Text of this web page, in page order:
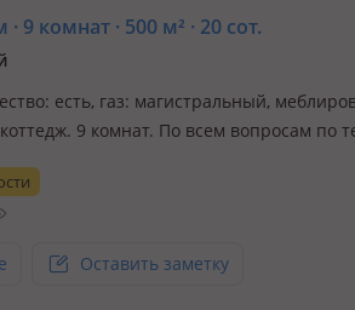
9 комнат · 500 м² · 20 сот.
есть, газ: магистральный,
9 комнат. По всем вопросам по
Оставить заметку